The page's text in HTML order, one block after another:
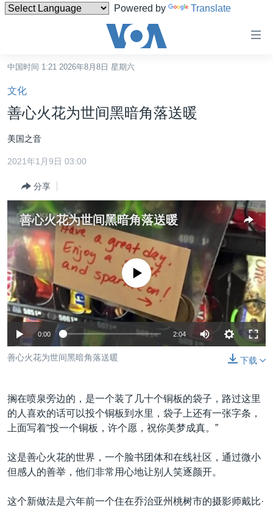
Powered by Translate
碍
链
接
转
内
到
导
航
跳
转
到
检
索
中国
台湾
港澳
国际
最新国际新闻
印太
中东
欧洲
非洲
美洲
全球议题
分类新闻
经济·金融·贸易
人权·法律·宗教
科教·文娱·体健
军事
劳工
环境
美中关系
热点专题
白宫要闻
国会报道
美中关系
美国建国250周年
重要讲话与声明
台海两岸关系
南中国海争端
关注西藏
关注新疆
VOA视频
VOA今日焦点
中文广播
关注我们
中国时间 1:21 2026年8月8日 星期六
文化
善心火花为世间黑暗角落送暖
美国之音
2021年1月9日 03:00
分享
善心火花为世间黑暗角落送暖
没有媒体可用资源
0:00 2:04
下载
善心火花为世间黑暗角落送暖
搁在喷泉旁边的，是一个装了几十个铜板的袋子，路过这里
的人喜欢的话可以投个铜板到水里，袋子上还有一张字条，
上面写着“投一个铜板，许个愿，祝你美梦成真。”
这是善心火花的世界，一个脸书团体和在线社区，通过微小
但感人的善举，他们非常用心地让别人笑逐颜开。
这个新做法是六年前一个住在乔治亚州桃树市的摄影师戴比·